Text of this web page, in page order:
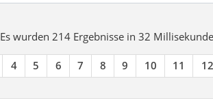
Es wurden 214 Ergebnisse in 32
4 5 6 7 8 9 10 11 12